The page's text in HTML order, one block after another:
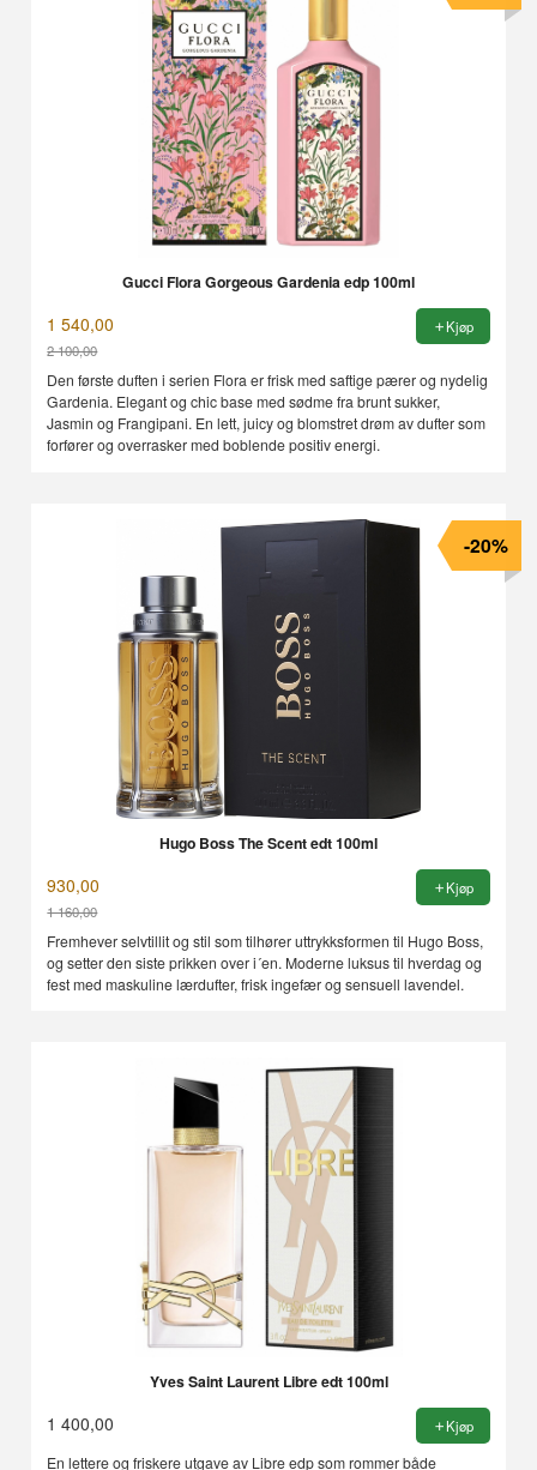
Gucci Flora Gorgeous Gardenia edp 100ml
1 540,00
2 100,00
Rabatt
Kjøp
Den første duften i serien Flora er frisk med saftige pærer og nydelig
Gardenia. Elegant og chic base med sødme fra brunt sukker,
Jasmin og Frangipani. En lett, juicy og blomstret drøm av dufter som
forfører og overrasker med boblende positiv energi.
Hugo Boss The Scent edt 100ml
930,00
1 160,00
Rabatt
-20%
Kjøp
Fremhever selvtillit og stil som tilhører uttrykksformen til Hugo Boss,
og setter den siste prikken over i´en. Moderne luksus til hverdag og
fest med maskuline lærdufter, frisk ingefær og sensuell lavendel.
Yves Saint Laurent Libre edt 100ml
1 400,00 Kjøp
En lettere og friskere utgave av Libre edp som rommer både